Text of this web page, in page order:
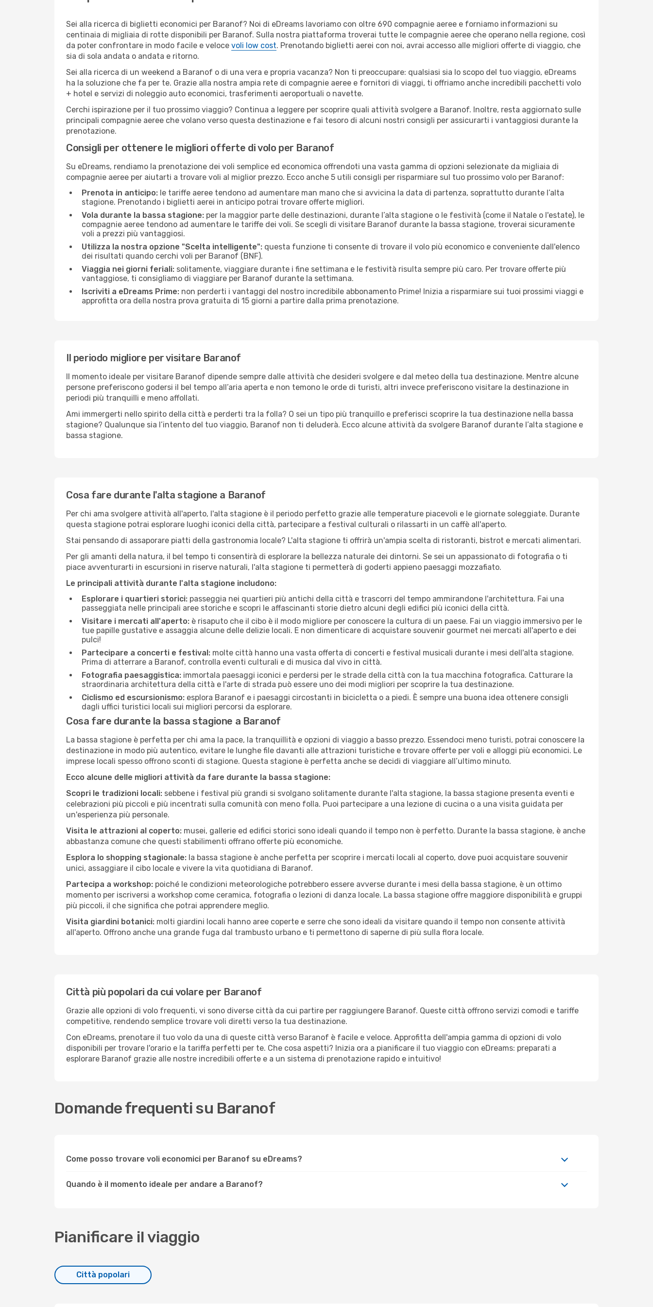
Sei alla ricerca di biglietti economici per Baranof? Noi di eDreams lavoriamo con oltre 690 compagnie aeree e forniamo informazioni su
centinaia di migliaia di rotte disponibili per Baranof. Sulla nostra piattaforma troverai tutte le compagnie aeree che operano nella regione, così
da poter confrontare in modo facile e veloce voli low cost. Prenotando biglietti aerei con noi, avrai accesso alle migliori offerte di viaggio, che
sia di sola andata o andata e ritorno.
Sei alla ricerca di un weekend a Baranof o di una vera e propria vacanza? Non ti preoccupare: qualsiasi sia lo scopo del tuo viaggio, eDreams
ha la soluzione che fa per te. Grazie alla nostra ampia rete di compagnie aeree e fornitori di viaggi, ti offriamo anche incredibili pacchetti volo
+ hotel e servizi di noleggio auto economici, trasferimenti aeroportuali o navette.
Cerchi ispirazione per il tuo prossimo viaggio? Continua a leggere per scoprire quali attività svolgere a Baranof. Inoltre, resta aggiornato sulle
principali compagnie aeree che volano verso questa destinazione e fai tesoro di alcuni nostri consigli per assicurarti i vantaggiosi durante la
prenotazione.
Consigli per ottenere le migliori offerte di volo per Baranof
Su eDreams, rendiamo la prenotazione dei voli semplice ed economica offrendoti una vasta gamma di opzioni selezionate da migliaia di
compagnie aeree per aiutarti a trovare voli al miglior prezzo. Ecco anche 5 utili consigli per risparmiare sul tuo prossimo volo per Baranof:
Prenota in anticipo: le tariffe aeree tendono ad aumentare man mano che si avvicina la data di partenza, soprattutto durante l’alta
stagione. Prenotando i biglietti aerei in anticipo potrai trovare offerte migliori.
Vola durante la bassa stagione: per la maggior parte delle destinazioni, durante l’alta stagione o le festività (come il Natale o l'estate), le
compagnie aeree tendono ad aumentare le tariffe dei voli. Se scegli di visitare Baranof durante la bassa stagione, troverai sicuramente
voli a prezzi più vantaggiosi.
Utilizza la nostra opzione "Scelta intelligente": questa funzione ti consente di trovare il volo più economico e conveniente dall'elenco
dei risultati quando cerchi voli per Baranof (BNF).
Viaggia nei giorni feriali: solitamente, viaggiare durante i fine settimana e le festività risulta sempre più caro. Per trovare offerte più
vantaggiose, ti consigliamo di viaggiare per Baranof durante la settimana.
Iscriviti a eDreams Prime: non perderti i vantaggi del nostro incredibile abbonamento Prime! Inizia a risparmiare sui tuoi prossimi viaggi e
approfitta ora della nostra prova gratuita di 15 giorni a partire dalla prima prenotazione.
Il periodo migliore per visitare Baranof
Il momento ideale per visitare Baranof dipende sempre dalle attività che desideri svolgere e dal meteo della tua destinazione. Mentre alcune
persone preferiscono godersi il bel tempo all’aria aperta e non temono le orde di turisti, altri invece preferiscono visitare la destinazione in
periodi più tranquilli e meno affollati.
Ami immergerti nello spirito della città e perderti tra la folla? O sei un tipo più tranquillo e preferisci scoprire la tua destinazione nella bassa
stagione? Qualunque sia l’intento del tuo viaggio, Baranof non ti deluderà. Ecco alcune attività da svolgere Baranof durante l’alta stagione e
bassa stagione.
Cosa fare durante l'alta stagione a Baranof
Per chi ama svolgere attività all'aperto, l'alta stagione è il periodo perfetto grazie alle temperature piacevoli e le giornate soleggiate. Durante
questa stagione potrai esplorare luoghi iconici della città, partecipare a festival culturali o rilassarti in un caffè all'aperto.
Stai pensando di assaporare piatti della gastronomia locale? L'alta stagione ti offrirà un'ampia scelta di ristoranti, bistrot e mercati alimentari.
Per gli amanti della natura, il bel tempo ti consentirà di esplorare la bellezza naturale dei dintorni. Se sei un appassionato di fotografia o ti
piace avventurarti in escursioni in riserve naturali, l'alta stagione ti permetterà di goderti appieno paesaggi mozzafiato.
Le principali attività durante l'alta stagione includono:
Esplorare i quartieri storici: passeggia nei quartieri più antichi della città e trascorri del tempo ammirandone l'architettura. Fai una
passeggiata nelle principali aree storiche e scopri le affascinanti storie dietro alcuni degli edifici più iconici della città.
Visitare i mercati all'aperto: è risaputo che il cibo è il modo migliore per conoscere la cultura di un paese. Fai un viaggio immersivo per le
tue papille gustative e assaggia alcune delle delizie locali. E non dimenticare di acquistare souvenir gourmet nei mercati all'aperto e dei
pulci!
Partecipare a concerti e festival: molte città hanno una vasta offerta di concerti e festival musicali durante i mesi dell'alta stagione.
Prima di atterrare a Baranof, controlla eventi culturali e di musica dal vivo in città.
Fotografia paesaggistica: immortala paesaggi iconici e perdersi per le strade della città con la tua macchina fotografica. Catturare la
straordinaria architettura della città e l'arte di strada può essere uno dei modi migliori per scoprire la tua destinazione.
Ciclismo ed escursionismo: esplora Baranof e i paesaggi circostanti in bicicletta o a piedi. È sempre una buona idea ottenere consigli
dagli uffici turistici locali sui migliori percorsi da esplorare.
Cosa fare durante la bassa stagione a Baranof
La bassa stagione è perfetta per chi ama la pace, la tranquillità e opzioni di viaggio a basso prezzo. Essendoci meno turisti, potrai conoscere la
destinazione in modo più autentico, evitare le lunghe file davanti alle attrazioni turistiche e trovare offerte per voli e alloggi più economici. Le
imprese locali spesso offrono sconti di stagione. Questa stagione è perfetta anche se decidi di viaggiare all’ultimo minuto.
Ecco alcune delle migliori attività da fare durante la bassa stagione:
Scopri le tradizioni locali: sebbene i festival più grandi si svolgano solitamente durante l'alta stagione, la bassa stagione presenta eventi e
celebrazioni più piccoli e più incentrati sulla comunità con meno folla. Puoi partecipare a una lezione di cucina o a una visita guidata per
un'esperienza più personale.
Visita le attrazioni al coperto: musei, gallerie ed edifici storici sono ideali quando il tempo non è perfetto. Durante la bassa stagione, è anche
abbastanza comune che questi stabilimenti offrano offerte più economiche.
Esplora lo shopping stagionale: la bassa stagione è anche perfetta per scoprire i mercati locali al coperto, dove puoi acquistare souvenir
unici, assaggiare il cibo locale e vivere la vita quotidiana di Baranof.
Partecipa a workshop: poiché le condizioni meteorologiche potrebbero essere avverse durante i mesi della bassa stagione, è un ottimo
momento per iscriversi a workshop come ceramica, fotografia o lezioni di danza locale. La bassa stagione offre maggiore disponibilità e gruppi
più piccoli, il che significa che potrai apprendere meglio.
Visita giardini botanici: molti giardini locali hanno aree coperte e serre che sono ideali da visitare quando il tempo non consente attività
all'aperto. Offrono anche una grande fuga dal trambusto urbano e ti permettono di saperne di più sulla flora locale.
Città più popolari da cui volare per Baranof
Grazie alle opzioni di volo frequenti, vi sono diverse città da cui partire per raggiungere Baranof. Queste città offrono servizi comodi e tariffe
competitive, rendendo semplice trovare voli diretti verso la tua destinazione.
Con eDreams, prenotare il tuo volo da una di queste città verso Baranof è facile e veloce. Approfitta dell'ampia gamma di opzioni di volo
disponibili per trovare l'orario e la tariffa perfetti per te. Che cosa aspetti? Inizia ora a pianificare il tuo viaggio con eDreams: preparati a
esplorare Baranof grazie alle nostre incredibili offerte e a un sistema di prenotazione rapido e intuitivo!
Domande frequenti su Baranof
Come posso trovare voli economici per Baranof su eDreams?
Quando è il momento ideale per andare a Baranof?
Pianificare il viaggio
Città popolari